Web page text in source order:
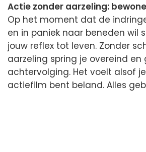
Actie zonder aarzeling:
Op het moment dat de
en in paniek naar beneden wil
jouw reflex tot leven. Zonder
aarzeling spring je overeind
achtervolging. Het voelt alsof
actiefilm bent beland. Alles